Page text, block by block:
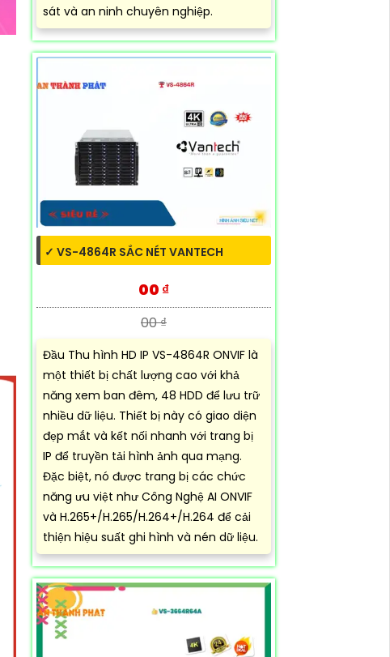
sát và an ninh chuyên nghiệp.
✓ VS-4864R SẮC NÉT VANTECH
00 ₫
00 ₫
Đầu Thu hình HD IP VS-4864R ONVIF là
một thiết bị chất lượng cao với khả
năng xem ban đêm, 48 HDD để lưu trữ
nhiều dữ liệu. Thiết bị này có giao diện
đẹp mắt và kết nối nhanh với trang bị
IP để truyền tải hình ảnh qua mạng.
Đặc biệt, nó được trang bị các chức
năng ưu việt như Công Nghệ AI ONVIF
và H.265+/H.265/H.264+/H.264 để cải
thiện hiệu suất ghi hình và nén dữ liệu.